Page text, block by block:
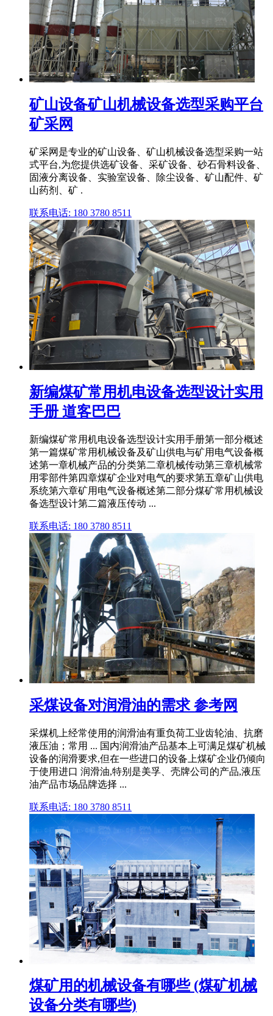
矿山设备矿山机械设备选型采购平台
矿采网
矿采网是专业的矿山设备、矿山机械设备选型采购一站
式平台,为您提供选矿设备、采矿设备、砂石骨料设备、
固液分离设备、实验室设备、除尘设备、矿山配件、矿
山药剂、矿 .
联系电话: 180 3780 8511
新编煤矿常用机电设备选型设计实用
手册 道客巴巴
新编煤矿常用机电设备选型设计实用手册第一部分概述
第一篇煤矿常用机械设备及矿山供电与矿用电气设备概
述第一章机械产品的分类第二章机械传动第三章机械常
用零部件第四章煤矿企业对电气的要求第五章矿山供电
系统第六章矿用电气设备概述第二部分煤矿常用机械设
备选型设计第二篇液压传动 ...
联系电话: 180 3780 8511
采煤设备对润滑油的需求 参考网
采煤机上经常使用的润滑油有重负荷工业齿轮油、抗磨
液压油；常用 ... 国内润滑油产品基本上可满足煤矿机械
设备的润滑要求,但在一些进口的设备上煤矿企业仍倾向
于使用进口 润滑油,特别是美孚、壳牌公司的产品,液压
油产品市场品牌选择 ...
联系电话: 180 3780 8511
煤矿用的机械设备有哪些 (煤矿机械
设备分类有哪些)